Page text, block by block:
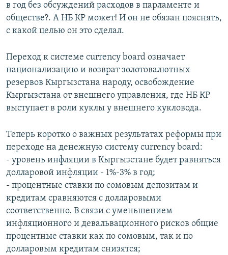
в год без обсуждений расходов в парламенте и
обществе?. А НБ КР может! И он не обязан пояснять,
с какой целью он это сделал.
Переход к системе currency board означает
национализацию и возврат золотовалютных
резервов Кыргызстана народу, освобождение
Кыргызстана от внешнего управления, где НБ КР
выступает в роли куклы у внешнего кукловода.
Теперь коротко о важных результатах реформы при
переходе на денежную систему currency board:
- уровень инфляции в Кыргызстане будет равняться
долларовой инфляции - 1%-3% в год;
- процентные ставки по сомовым депозитам и
кредитам сравняются с долларовыми
соответственно. В связи с уменьшением
инфляционного и девальвационного рисков общие
процентные ставки как по сомовым, так и по
долларовым кредитам снизятся;